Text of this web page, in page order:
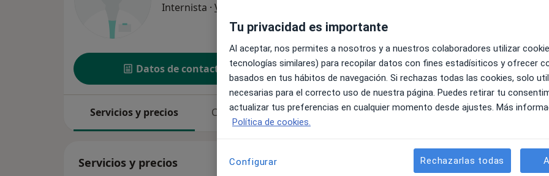
Internista · Ver más
Datos de contacto Pedir una cita
Servicios y precios Consultas Aseguradoras Opiniones
Servicios y precios
Este
Tu privacidad es importante
Al aceptar, nos permites a nosotros y a nuestros colaboradores utilizar
tecnologías similares) para recopilar datos con fines estadísiticos y ofrecer
basados en tus hábitos de navegación. Si rechazas todas las cookies, solo
necesarias para el correcto uso de nuestra página. Puedes retirar tu
actualizar tus preferencias en cualquier momento desde ajustes. Más
Política de cookies.
Configurar Rechazarlas todas